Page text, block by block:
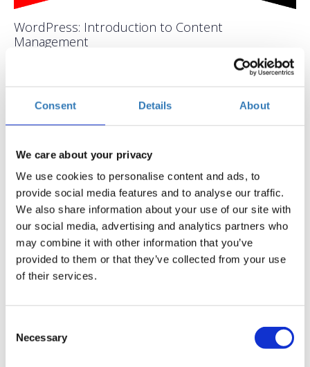
Consent Details About
We care about your privacy
We use cookies to personalise content and ads, to
provide social media features and to analyse our traffic.
We also share information about your use of our site with
our social media, advertising and analytics partners who
may combine it with other information that you’ve
provided to them or that they’ve collected from your use
of their services.
Selection
Necessary
WordPress: Introduction to Content
Management
Τρίτη, 10 Οκτωβρίου 2017 10:00 πμ
Προσθήκη στο ημερολόγιό σας
ISON Ιωαννίνων, Ιωάννινα
Συμμετοχή Η περίοδος εγγραφών έχει λήξει.
συμμετέχοντες πώς μπορούν να δημιουργήσουν με
ευκολία αλλά και αποτελεσματικότητα περιεχόμενο,